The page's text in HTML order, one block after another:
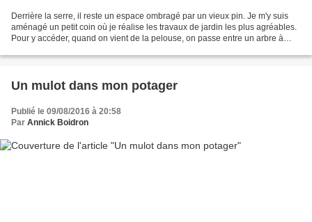
Derrière la serre, il reste un espace ombragé par un vieux pin. Je m'y suis
aménagé un petit coin où je réalise les travaux de jardin les plus agréables.
Pour y accéder, quand on vient de la pelouse, on passe entre un arbre à
Un mulot dans mon potager
Publié le 09/08/2016 à 20:58
Par Annick Boidron